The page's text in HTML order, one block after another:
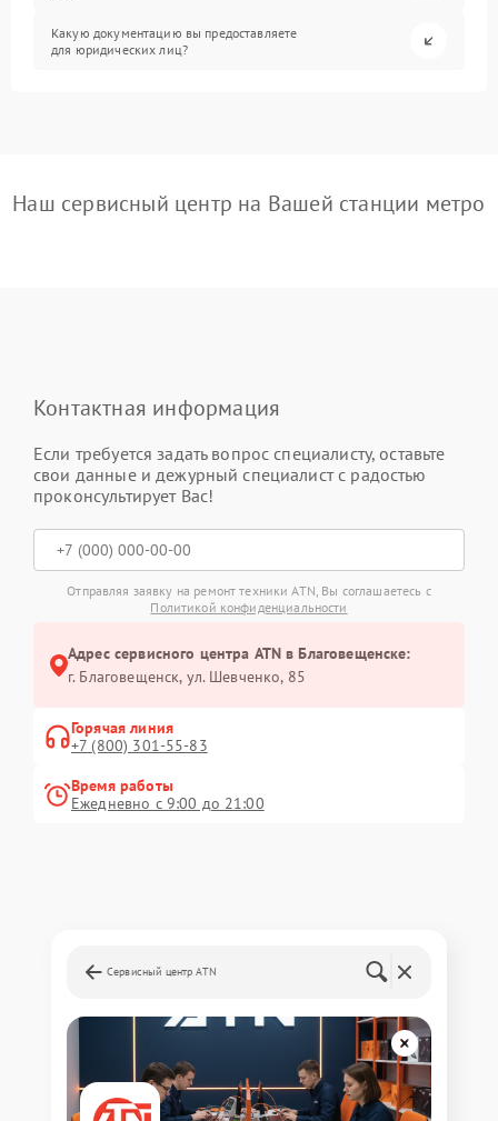
Какую документацию вы предоставляете
для юридических лиц?
Наш сервисный центр на Вашей станции метро
Контактная информация
Если требуется задать вопрос специалисту, оставьте
свои данные и дежурный специалист с радостью
проконсультирует Вас!
Отправляя заявку на ремонт техники ATN, Вы соглашаетесь с
Политикой конфиденциальности
Адрес сервисного центра ATN в Благовещенске:
г. Благовещенск, ул. Шевченко, 85
Горячая линия
+7 (800) 301-55-83
Время работы
Ежедневно с 9:00 до 21:00
Сервисный центр ATN